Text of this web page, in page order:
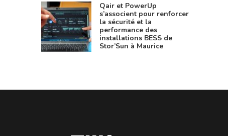
Qair et PowerUp
s’associent pour renforcer
la sécurité et la
performance des
installations BESS de
Stor’Sun à Maurice